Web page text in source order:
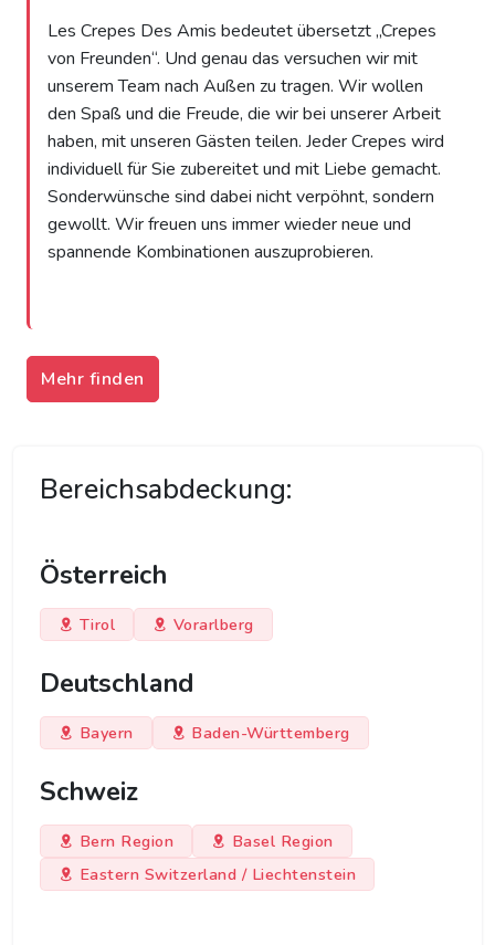
Les Crepes Des Amis bedeutet übersetzt „Crepes
von Freunden“. Und genau das versuchen wir mit
unserem Team nach Außen zu tragen. Wir wollen
den Spaß und die Freude, die wir bei unserer Arbeit
haben, mit unseren Gästen teilen. Jeder Crepes wird
individuell für Sie zubereitet und mit Liebe gemacht.
Sonderwünsche sind dabei nicht verpöhnt, sondern
gewollt. Wir freuen uns immer wieder neue und
spannende Kombinationen auszuprobieren.
Mehr finden
Bereichsabdeckung:
Österreich
Tirol Vorarlberg
Deutschland
Bayern Baden-Württemberg
Schweiz
Bern Region
Basel Region
Eastern Switzerland / Liechtenstein